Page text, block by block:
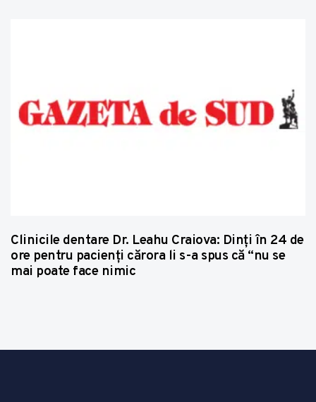
Clinicile dentare Dr. Leahu Craiova: Dinţi în 24 de
ore pentru pacienţi cărora li s-a spus că “nu se
mai poate face nimic